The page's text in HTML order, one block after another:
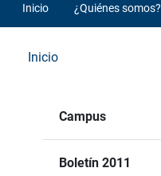
Inicio ¿Quiénes somos?
Inicio
Campus
Boletín 2011